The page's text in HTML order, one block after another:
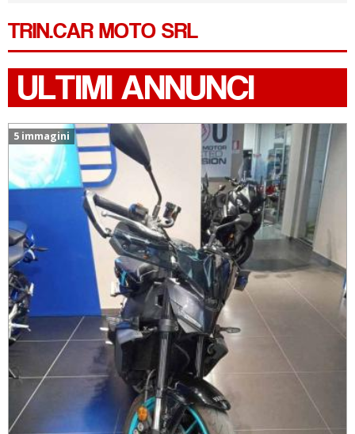
TRIN.CAR MOTO SRL
ULTIMI ANNUNCI
5 immagini